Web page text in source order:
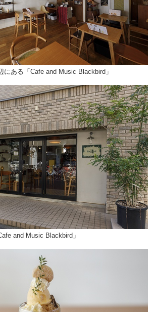
にある「Cafe and Music Blackbird」
and Music Blackbird」